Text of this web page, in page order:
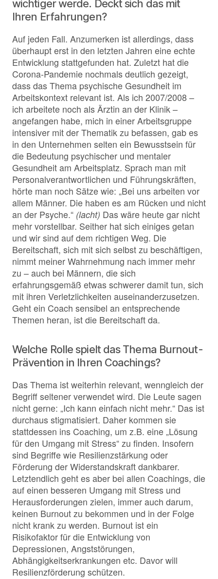
wichtiger werde. Deckt sich das mit
Ihren Erfahrungen?
Auf jeden Fall. Anzumerken ist allerdings, dass
überhaupt erst in den letzten Jahren eine echte
Entwicklung stattgefunden hat. Zuletzt hat die
Corona-Pandemie nochmals deutlich gezeigt,
dass das Thema psychische Gesundheit im
Arbeitskontext relevant ist. Als ich 2007/2008 –
ich arbeitete noch als Ärztin an der Klinik –
angefangen habe, mich in einer Arbeitsgruppe
intensiver mit der Thematik zu befassen, gab es
in den Unternehmen selten ein Bewusstsein für
die Bedeutung psychischer und mentaler
Gesundheit am Arbeitsplatz. Sprach man mit
Personalverantwortlichen und Führungskräften,
hörte man noch Sätze wie: „Bei uns arbeiten vor
allem Männer. Die haben es am Rücken und nicht
an der Psyche.“ (lacht) Das wäre heute gar nicht
mehr vorstellbar. Seither hat sich einiges getan
und wir sind auf dem richtigen Weg. Die
Bereitschaft, sich mit sich selbst zu beschäftigen,
nimmt meiner Wahrnehmung nach immer mehr
zu – auch bei Männern, die sich
erfahrungsgemäß etwas schwerer damit tun, sich
mit ihren Verletzlichkeiten auseinanderzusetzen.
Geht ein Coach sensibel an entsprechende
Themen heran, ist die Bereitschaft da.
Welche Rolle spielt das Thema Burnout-
Prävention in Ihren Coachings?
Das Thema ist weiterhin relevant, wenngleich der
Begriff seltener verwendet wird. Die Leute sagen
nicht gerne: „Ich kann einfach nicht mehr.“ Das ist
durchaus stigmatisiert. Daher kommen sie
stattdessen ins Coaching, um z.B. eine „Lösung
für den Umgang mit Stress“ zu finden. Insofern
sind Begriffe wie Resilienzstärkung oder
Förderung der Widerstandskraft dankbarer.
Letztendlich geht es aber bei allen Coachings, die
auf einen besseren Umgang mit Stress und
Herausforderungen zielen, immer auch darum,
keinen Burnout zu bekommen und in der Folge
nicht krank zu werden. Burnout ist ein
Risikofaktor für die Entwicklung von
Depressionen, Angststörungen,
Abhängigkeitserkrankungen etc. Davor will
Resilienzförderung schützen.